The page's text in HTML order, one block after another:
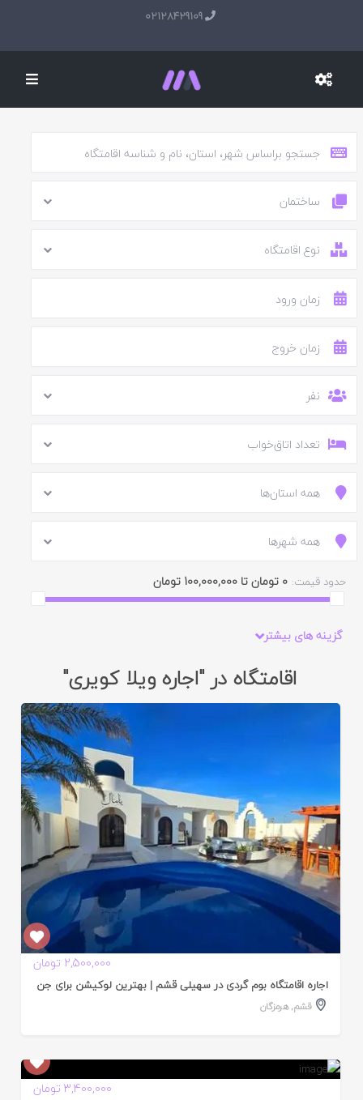
02128429109
ساختمان
نوع اقامتگاه
نفر
تعداد اتاق‌خواب
همه استان‌ها
همه شهرها
حدود قیمت: 0 تومان تا 100,000,000 تومان
گزینه های بیشتر
اقامتگاه در "اجاره ویلا کویری"
2,500,000 تومان
اجاره اقامتگاه بوم گردی در سهیلی قشم | بهترین لوکیشن برای جن
قشم,هرمزگان
3,400,000 تومان